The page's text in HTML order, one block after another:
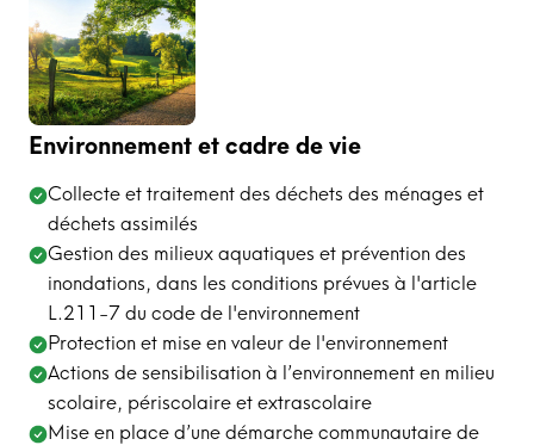
Environnement et cadre de vie
Collecte et traitement des déchets des ménages et
déchets assimilés
Gestion des milieux aquatiques et prévention des
inondations, dans les conditions prévues à l'article
L.211-7 du code de l'environnement
Protection et mise en valeur de l'environnement
Actions de sensibilisation à l’environnement en milieu
scolaire, périscolaire et extrascolaire
Mise en place d’une démarche communautaire de